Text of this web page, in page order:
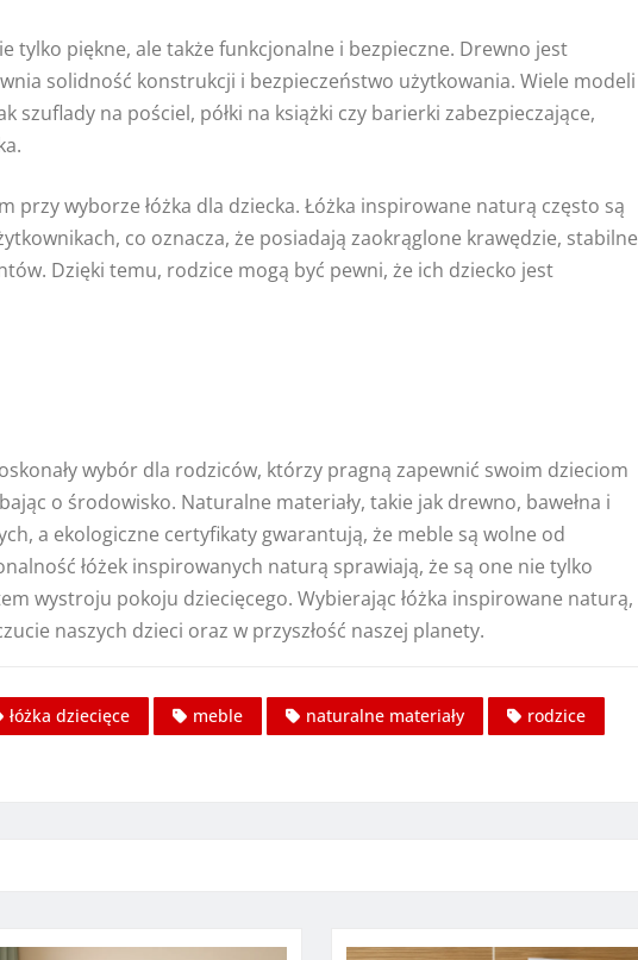
tylko piękne, ale także funkcjonalne i bezpieczne. Drewno jest
solidność konstrukcji i bezpieczeństwo użytkowania. Wiele modeli
szuflady na pościel, półki na książki czy barierki zabezpieczające,
przy wyborze łóżka dla dziecka. Łóżka inspirowane naturą często są
co oznacza, że posiadają zaokrąglone krawędzie, stabilne
Dzięki temu, rodzice mogą być pewni, że ich dziecko jest
wybór dla rodziców, którzy pragną zapewnić swoim dzieciom
o środowisko. Naturalne materiały, takie jak drewno, bawełna i
a ekologiczne certyfikaty gwarantują, że meble są wolne od
łóżek inspirowanych naturą sprawiają, że są one nie tylko
wystroju pokoju dziecięcego. Wybierając łóżka inspirowane naturą,
naszych dzieci oraz w przyszłość naszej planety.
łóżka dziecięce meble naturalne materiały
rodzice